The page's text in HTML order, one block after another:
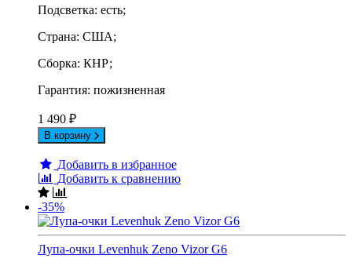
Подсветка: есть;
Страна: США;
Сборка: КНР;
Гарантия: пожизненная
1 490 ₽
В корзину
Добавить в избранное
Добавить к сравнению
-35%
Лупа-очки Levenhuk Zeno Vizor G6